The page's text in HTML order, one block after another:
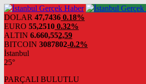
DOLAR 47,7436 0.18%
EURO 55,2510 0.32%
ALTIN 6.660,552,59
BITCOIN 3087802-0.2%
İstanbul
25°
PARÇALI BULUTLU